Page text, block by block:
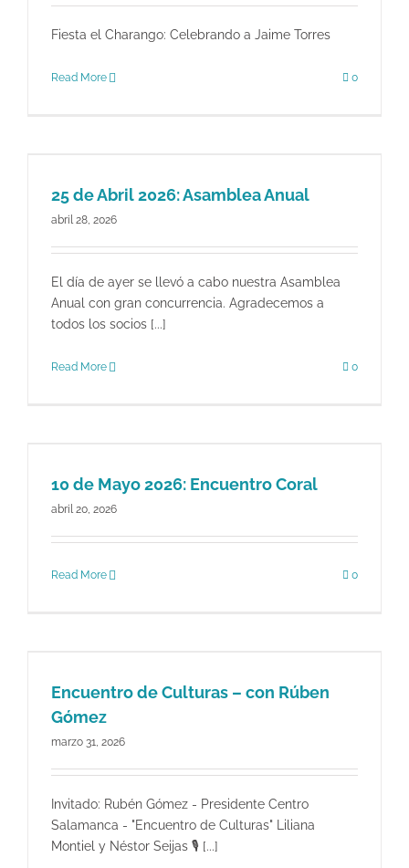
Fiesta el Charango: Celebrando a Jaime Torres
Read More 0
25 de Abril 2026: Asamblea Anual
abril 28, 2026
El día de ayer se llevó a cabo nuestra Asamblea
Anual con gran concurrencia. Agradecemos a
todos los socios [...]
Read More 0
10 de Mayo 2026: Encuentro Coral
abril 20, 2026
Read More 0
Encuentro de Culturas – con Rúben
Gómez
marzo 31, 2026
Invitado: Rubén Gómez - Presidente Centro
Salamanca - "Encuentro de Culturas" Liliana
Montiel y Néstor Seijas 🎙 [...]